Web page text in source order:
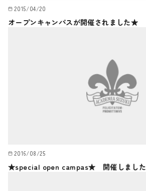
2015/04/20
オープンキャンパスが開催されました★
2016/08/25
★special open campas★ 開催しました